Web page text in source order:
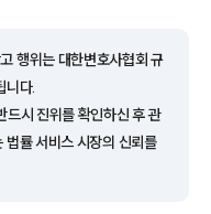
행위는 대한변호사협회 규
니다.
드시 진위를 확인하신 후 관
법률 서비스 시장의 신뢰를